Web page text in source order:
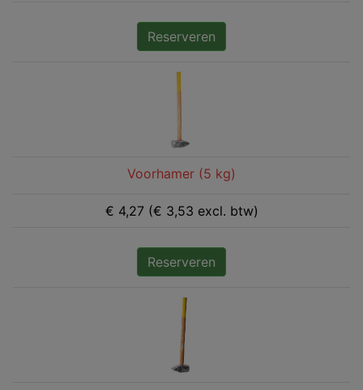
Reserveren
Voorhamer (5 kg)
€ 4,27 (€ 3,53 excl. btw)
Reserveren